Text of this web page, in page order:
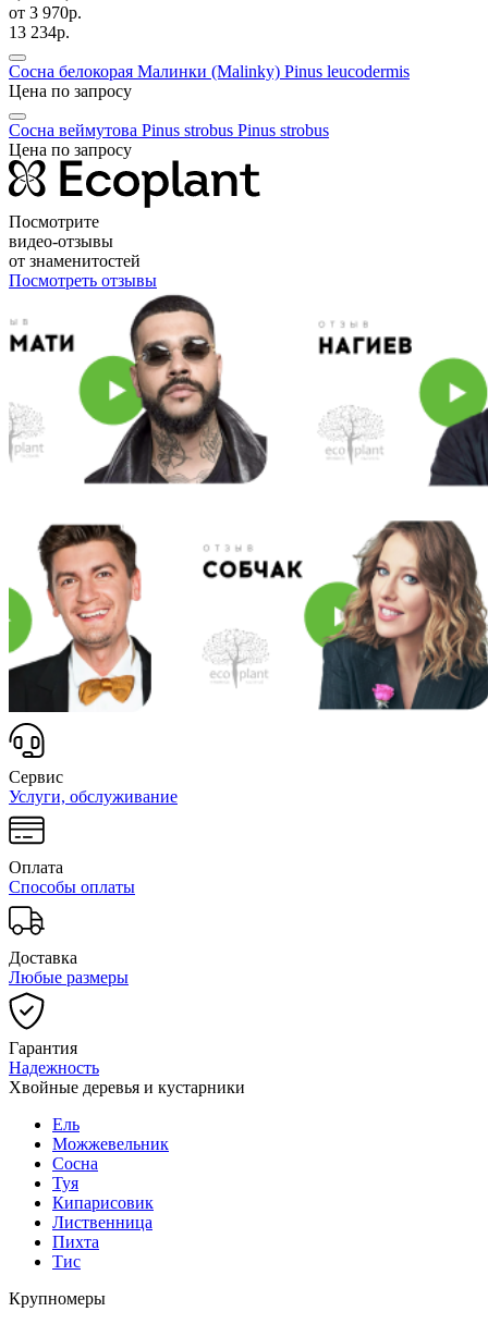
от 3 970р.
13 234р.
Сосна белокорая Малинки (Malinky) Pinus leucodermis
Цена по запросу
Сосна веймутова Pinus strobus Pinus strobus
Цена по запросу
Посмотрите
видео-отзывы
от знаменитостей
Посмотреть отзывы
Сервис
Услуги, обслуживание
Оплата
Способы оплаты
Доставка
Любые размеры
Гарантия
Надежность
Хвойные деревья и кустарники
Ель
Можжевельник
Сосна
Туя
Кипарисовик
Лиственница
Пихта
Тис
Крупномеры